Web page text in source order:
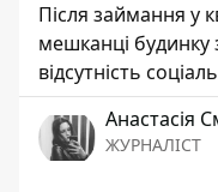
Після займання у
мешканці
відсутність
Анастасія
ЖУРНАЛІСТ